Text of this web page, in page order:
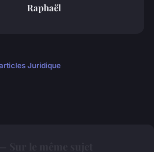
Raphaël
Juridique